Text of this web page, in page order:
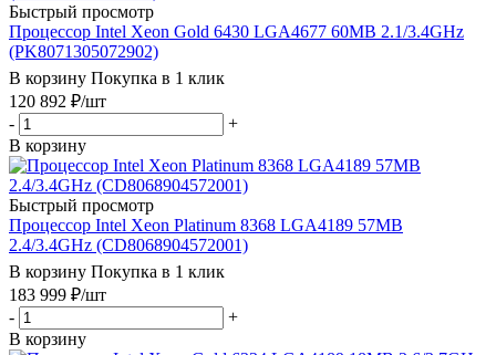
Быстрый просмотр
Процессор Intel Xeon Gold 6430 LGA4677 60MB 2.1/3.4GHz
(PK8071305072902)
В корзину Покупка в 1 клик
120 892 ₽/шт
-
+
В корзину
Быстрый просмотр
Процессор Intel Xeon Platinum 8368 LGA4189 57MB
2.4/3.4GHz (CD8068904572001)
В корзину Покупка в 1 клик
183 999 ₽/шт
-
+
В корзину